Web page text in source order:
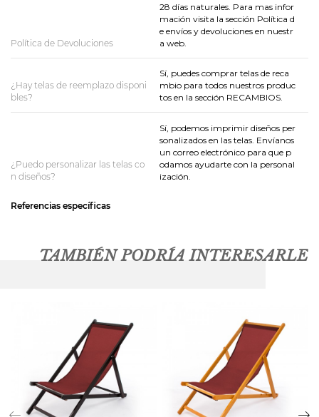
Política de Devoluciones
28 días naturales. Para mas infor
mación visita la sección Política d
e envíos y devoluciones en nuestr
a web.
¿Hay telas de reemplazo disponi
bles?
Sí, puedes comprar telas de reca
mbio para todos nuestros produc
tos en la sección RECAMBIOS.
¿Puedo personalizar las telas co
n diseños?
Sí, podemos imprimir diseños per
sonalizados en las telas. Envíanos
un correo electrónico para que p
odamos ayudarte con la personal
ización.
Referencias específicas
TAMBIÉN PODRÍA INTERESARLE